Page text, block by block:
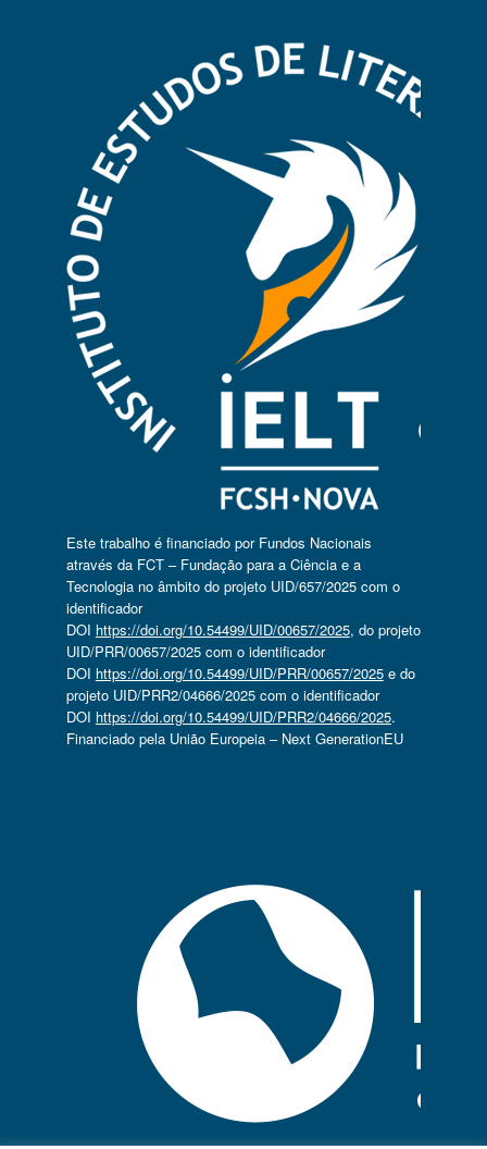
Este trabalho é financiado por Fundos Nacionais
através da FCT – Fundação para a Ciência e a
Tecnologia no âmbito do projeto UID/657/2025 com o
identificador
DOI https://doi.org/10.54499/UID/00657/2025, do projeto
UID/PRR/00657/2025 com o identificador
DOI https://doi.org/10.54499/UID/PRR/00657/2025e do
projeto UID/PRR2/04666/2025 com o identificador
DOI https://doi.org/10.54499/UID/PRR2/04666/2025.
Financiado pela União Europeia – Next GenerationEU